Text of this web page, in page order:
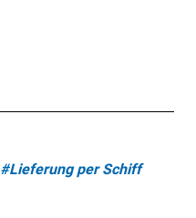
#Lieferung per Schiff